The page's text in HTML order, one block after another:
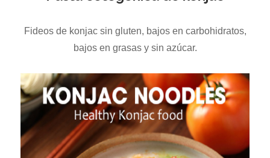
Fideos de konjac sin gluten, bajos en carbohidratos,
bajos en grasas y sin azúcar.